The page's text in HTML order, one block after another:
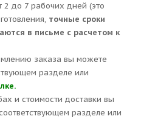
2 до 7 рабочих дней (это
точные сроки
в письме с расчетом к
заказа вы можете
разделе или
и стоимости доставки вы
разделе или